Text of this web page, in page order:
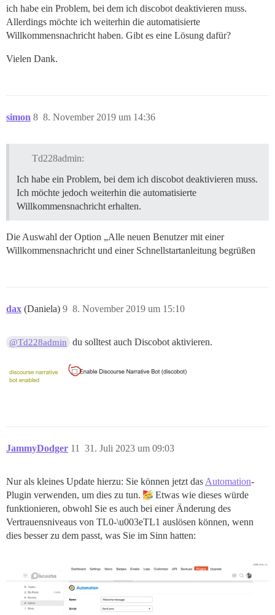
ich habe ein Problem, bei dem ich discobot deaktivieren muss.
Allerdings möchte ich weiterhin die automatisierte
Willkommensnachricht haben. Gibt es eine Lösung dafür?
Vielen Dank.
simon 8. November 2019 um 14:36
8
Td228admin:
Ich habe ein Problem, bei dem ich discobot deaktivieren muss.
Ich möchte jedoch weiterhin die automatisierte
Willkommensnachricht erhalten.
Die Auswahl der Option „Alle neuen Benutzer mit einer
Willkommensnachricht und einer Schnellstartanleitung begrüßen
dax (Daniela) 8. November 2019 um 15:10
9
@Td228admin du solltest auch Discobot aktivieren.
JammyDodger 31. Juli 2023 um 09:03
11
Nur als kleines Update hierzu: Sie können jetzt das Automation-
Plugin verwenden, um dies zu tun.
Etwas wie dieses würde
funktionieren, obwohl Sie es auch bei einer Änderung des
Vertrauensniveaus von TL0-\u003eTL1 auslösen können, wenn
dies besser zu dem passt, was Sie im Sinn hatten: